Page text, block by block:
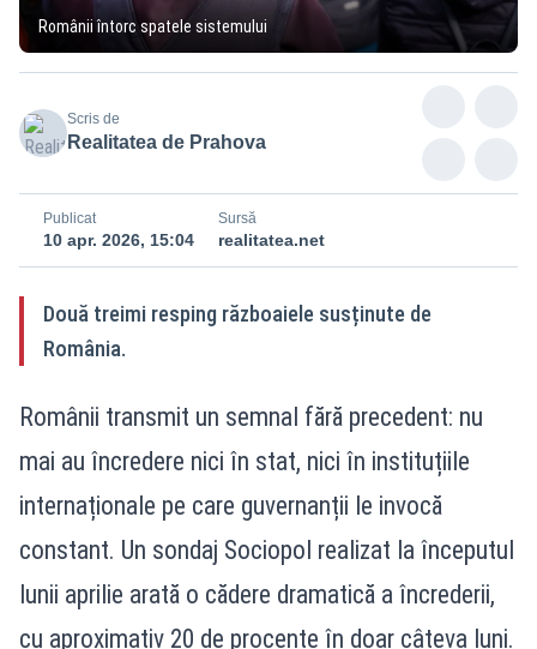
Românii întorc spatele sistemului
Scris de
Realitatea de Prahova
Publicat
10 apr. 2026, 15:04
Sursă
realitatea.net
Două treimi resping războaiele susținute de
România.
Românii transmit un semnal fără precedent: nu
mai au încredere nici în stat, nici în instituțiile
internaționale pe care guvernanții le invocă
constant. Un sondaj Sociopol realizat la începutul
lunii aprilie arată o cădere dramatică a încrederii,
cu aproximativ 20 de procente în doar câteva luni.